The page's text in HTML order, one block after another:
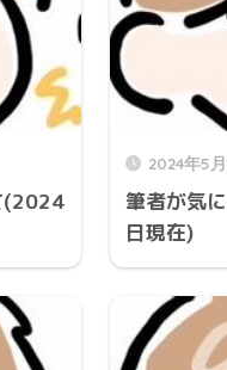
(2024
2024年5
筆者が気
日現在)